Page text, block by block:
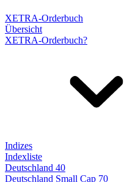
XETRA-Orderbuch
Übersicht
XETRA-Orderbuch?
Indizes
Indexliste
Deutschland 40
Deutschland Small Cap 70